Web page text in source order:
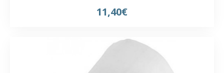
11,40€